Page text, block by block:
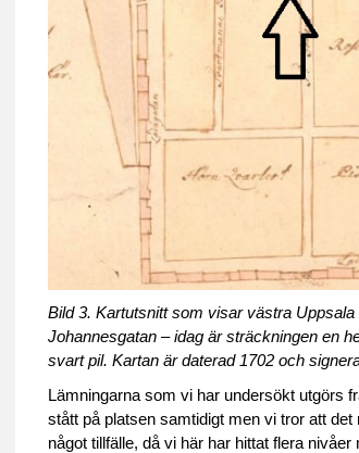
Bild 3. Kartutsnitt som visar västra
Johannesgatan – idag är sträckningen en
svart pil. Kartan är daterad 1702 och
Lämningarna som vi har undersökt utgörs
stått på platsen samtidigt men vi tror att
något tillfälle, då vi här har hittat flera